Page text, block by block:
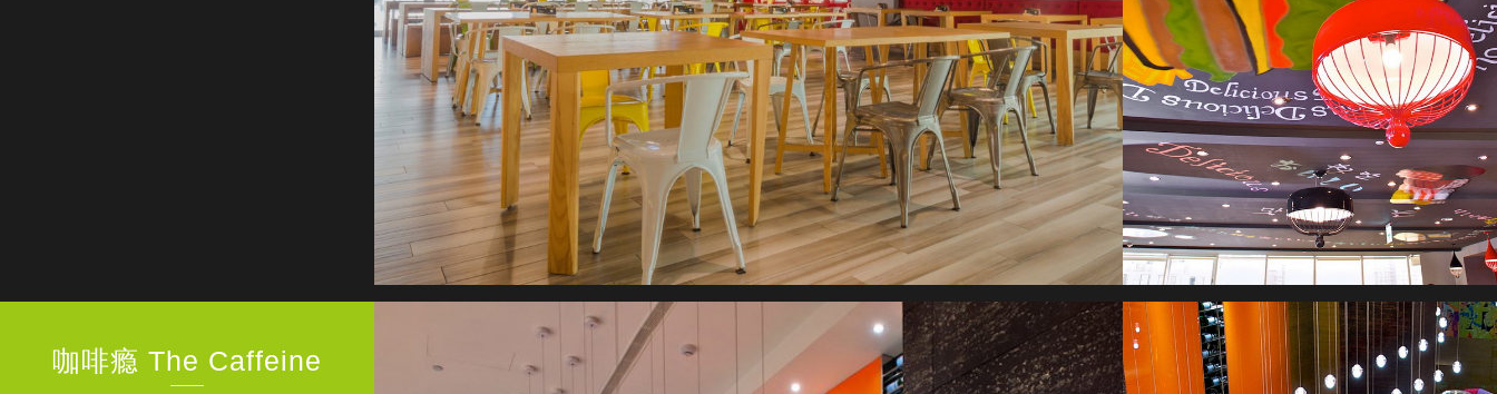
咖啡瘾 The Caffeine